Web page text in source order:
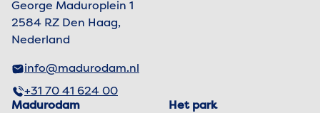
George Maduroplein 1
2584 RZ Den Haag,
Nederland
info@madurodam.nl
+31 70 41 624 00
Madurodam
Het park